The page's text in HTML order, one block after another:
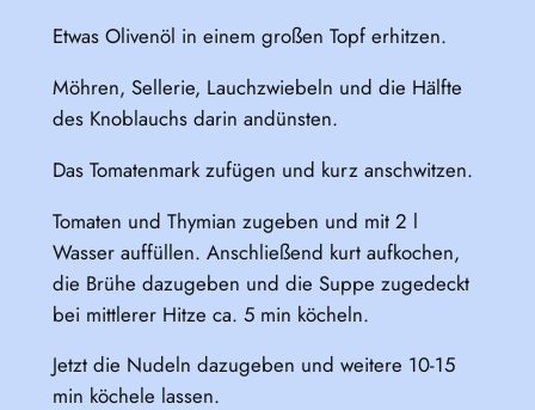
Etwas Olivenöl in einem großen Topf erhitzen.
Möhren, Sellerie, Lauchzwiebeln und die Hälfte
des Knoblauchs darin andünsten.
Das Tomatenmark zufügen und kurz anschwitzen.
Tomaten und Thymian zugeben und mit 2 l
Wasser auffüllen. Anschließend kurt aufkochen,
die Brühe dazugeben und die Suppe zugedeckt
bei mittlerer Hitze ca. 5 min köcheln.
Jetzt die Nudeln dazugeben und weitere 10-15
min köchele lassen.